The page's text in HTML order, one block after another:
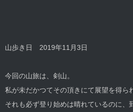
山歩き日 2019年11月3日
今回の山旅は、剣山。
私が未だかつてその頂きにて展望を得ら
それも必ず登り始めは晴れているのに、